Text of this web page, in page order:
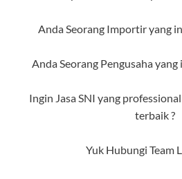
Anda Seorang Importir yang
Anda Seorang Pengusaha yang
Ingin Jasa SNI yang
terbaik ?
Yuk Hubungi Team